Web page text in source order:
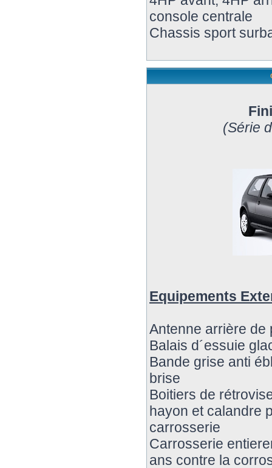
console centrale
Chassis sport
(Série
Equipements
Antenne arrière de
Balais d´essuie
Bande grise anti
brise
Boitiers de
hayon et calandre
carrosserie
Carrosserie
ans contre la